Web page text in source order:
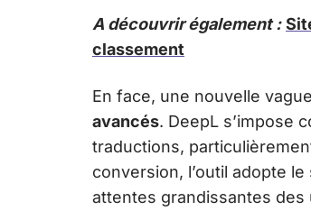
A découvrir également :
classement
En face, une nouvelle
avancés. DeepL s’impose
traductions,
conversion, l’outil adopte
attentes grandissantes des